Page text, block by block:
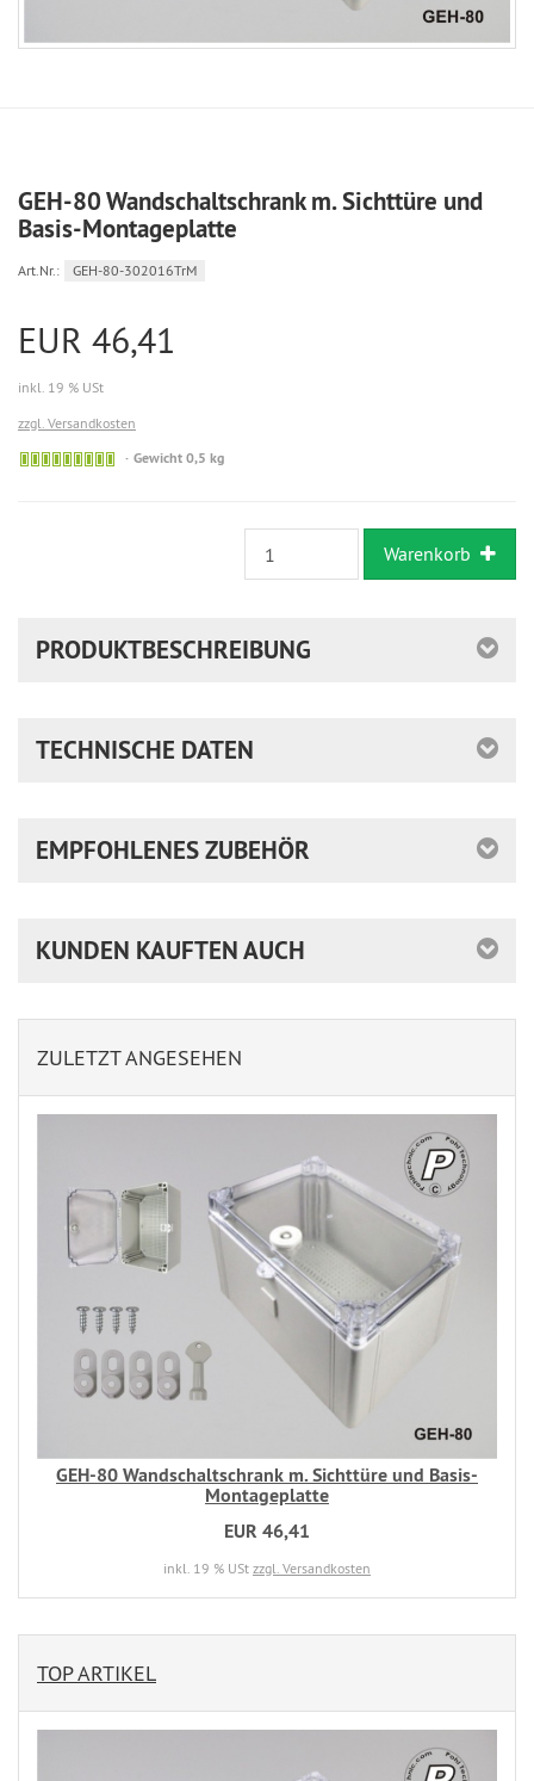
GEH-80 Wandschaltschrank m. Sichttüre und
Basis-Montageplatte
Art.Nr.: GEH-80-302016TrM
EUR 46,41
inkl. 19 % USt
zzgl. Versandkosten
Sofort
Gewicht 0,5 kg
Warenkorb
PRODUKTBESCHREIBUNG
TECHNISCHE DATEN
EMPFOHLENES ZUBEHÖR
KUNDEN KAUFTEN AUCH
ZULETZT ANGESEHEN
GEH-80 Wandschaltschrank m. Sichttüre und Basis-
Montageplatte
EUR 46,41
inkl. 19 % USt zzgl. Versandkosten
TOP ARTIKEL